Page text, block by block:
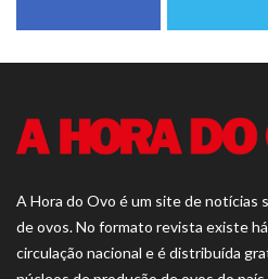
A Hora do Ovo é um site de notícias
de ovos. No formato revista existe
circulação nacional e é distribuída